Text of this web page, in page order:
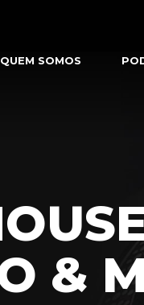
QUEM SOMOS
&